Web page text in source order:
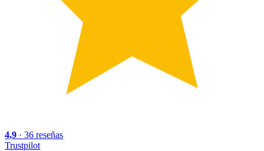
4,9 · 36 reseñas
Trustpilot